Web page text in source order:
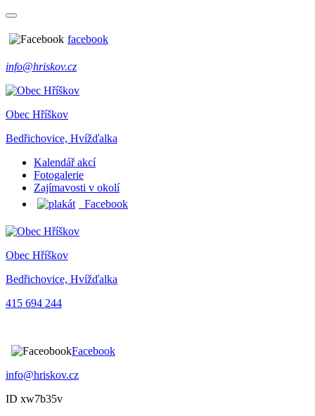
facebook
info@hriskov.cz
Obec Hříškov
Bedřichovice, Hvížďalka
Kalendář akcí
Fotogalerie
Zajímavosti v okolí
Facebook
Obec Hříškov
Bedřichovice, Hvížďalka
415 694 244
Facebook
info@hriskov.cz
ID xw7b35v